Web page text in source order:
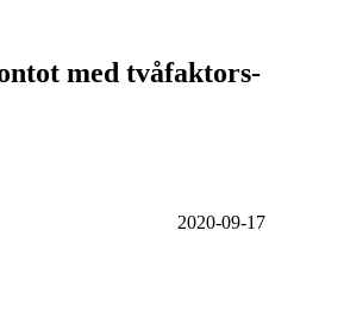
med tvåfaktors­
2020-09-17